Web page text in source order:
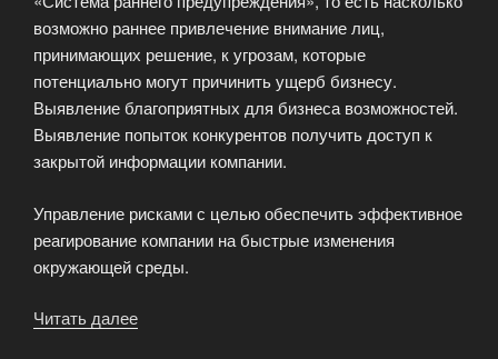
возможно раннее привлечение внимание лиц,
принимающих решение, к угрозам, которые
потенциально могут причинить ущерб бизнесу.
Выявление благоприятных для бизнеса возможностей.
Выявление попыток конкурентов получить доступ к
закрытой информации компании.
Управление рисками с целью обеспечить эффективное
реагирование компании на быстрые изменения
окружающей среды.
Читать далее